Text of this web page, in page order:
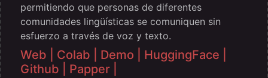
permitiendo que personas de diferentes
comunidades lingüísticas se comuniquen sin
esfuerzo a través de voz y texto.
Web | Colab | Demo | HuggingFace |
Github | Papper |